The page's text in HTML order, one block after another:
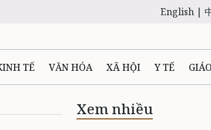
English |
TẾ VĂN HÓA XÃ HỘI Y TẾ
Ô TÔ - XE MÁY PHÁP LUẬT
Xem nhiều